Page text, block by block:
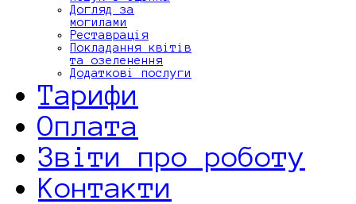
Догляд за
могилами
Реставрація
Покладання квітів
та озеленення
Додаткові послуги
Тарифи
Оплата
Звіти про роботу
Контакти